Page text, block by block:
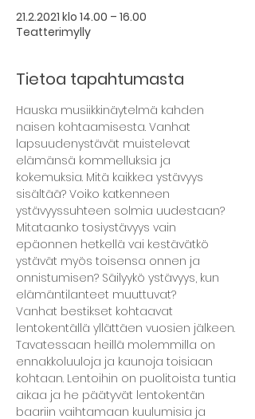
21.2.2021 klo 14.00 – 16.00
Teatterimylly
Tietoa tapahtumasta
Hauska musiikkinäytelmä kahden
naisen kohtaamisesta. Vanhat
lapsuudenystävät muistelevat
elämänsä kommelluksia ja
kokemuksia. Mitä kaikkea ystävyys
sisältää? Voiko katkenneen
ystävyyssuhteen solmia uudestaan?
Mitataanko tosiystävyys vain
epäonnen hetkellä vai kestävätkö
ystävät myös toisensa onnen ja
onnistumisen? Säilyykö ystävyys, kun
elämäntilanteet muuttuvat?
Vanhat bestikset kohtaavat
lentokentällä yllättäen vuosien jälkeen.
Tavatessaan heillä molemmilla on
ennakkoluuloja ja kaunoja toisiaan
kohtaan. Lentoihin on puolitoista tuntia
aikaa ja he päätyvät lentokentän
baariin vaihtamaan kuulumisia ja